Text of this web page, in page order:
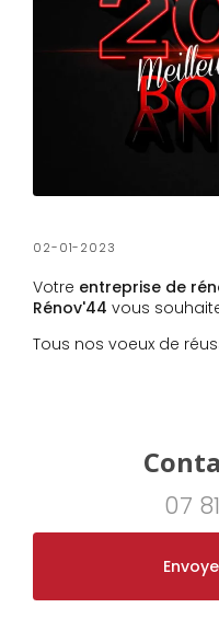
02-01-2023
Votre entreprise de
Rénov'44 vous
Tous nos voeux de
07